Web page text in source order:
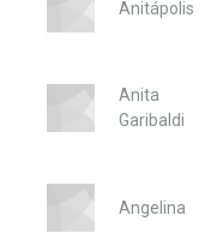
Anitápolis
Anita
Garibaldi
Angelina